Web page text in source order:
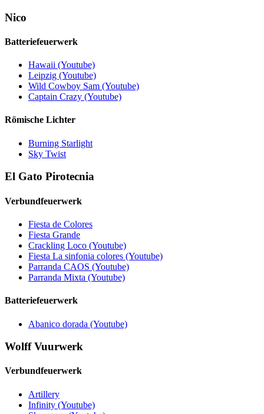
Nico
Batteriefeuerwerk
Hawaii (Youtube)
Leipzig (Youtube)
Wild Cowboy Sam (Youtube)
Captain Crazy (Youtube)
Römische Lichter
Burning Starlight
Sky Twist
El Gato Pirotecnia
Verbund­feuerwerk
Fiesta de Colores
Fiesta Grande
Crackling Loco (Youtube)
Fiesta La sinfonia colores (Youtube)
Parranda CAOS (Youtube)
Parranda Mixta (Youtube)
Batteriefeuerwerk
Abanico dorada (Youtube)
Wolff Vuurwerk
Verbund­feuerwerk
Artillery
Infinity (Youtube)